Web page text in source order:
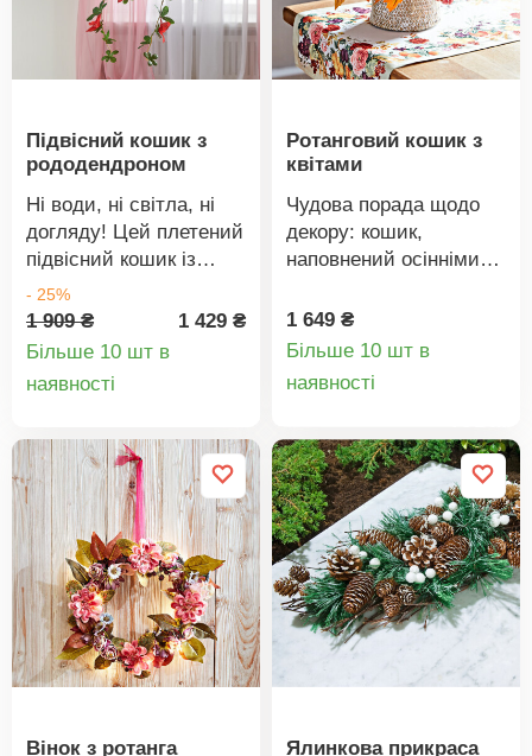
Підвісний кошик з
рододендроном
Ні води, ні світла, ні
догляду! Цей плетений
підвісний кошик із
барвистим
рододендроном
радуватиме вас
цвітінні — навіть у
Готовий до
декорування в
підвісному кошику. У
комплекті металевий
ланцюжок. Як живий.
- 25%
1 909 ₴
1 429 ₴
Більше 10 шт в
наявності
Ротанговий кошик з
квітами
Чудова порада щодо
декору: кошик,
наповнений осінніми
Декоративний кошик з
ротанга.
готовий до
Виглядає як живий +
довговічний.
1 649 ₴
Більше 10 шт в
наявності
Вінок з ротанга
Ялинкова прикраса